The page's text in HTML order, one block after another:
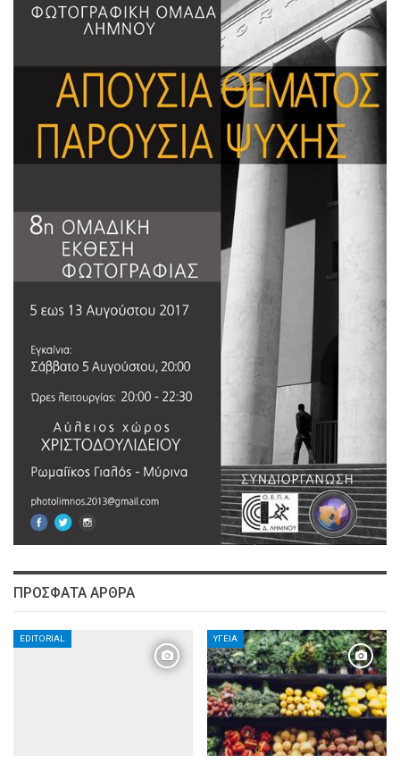
ΠΡΌΣΦΑΤΑ ΆΡΘΡΑ
EDITORIAL ΥΓΕΊΑ